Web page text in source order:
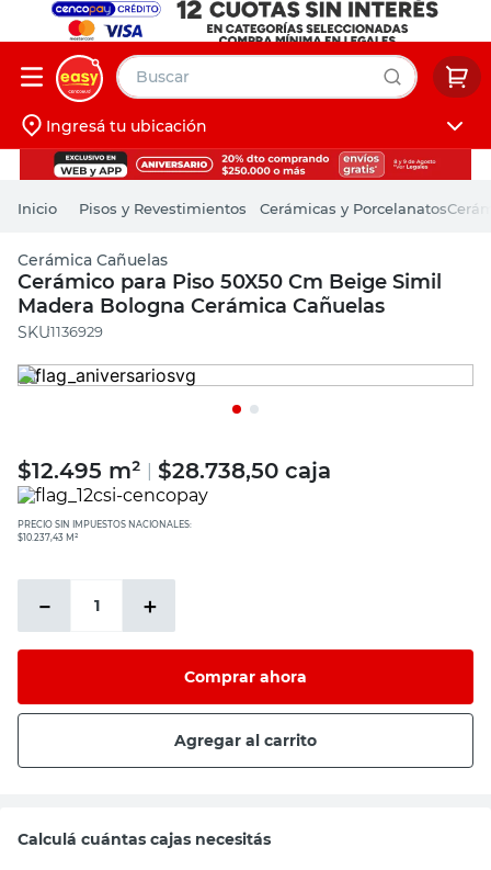
Buscar
Iniciá sesión
Ingresá tu ubicación
Pisos y Revestimientos Cerámicas y Porcelanatos
Cerámica Cañuelas
Cerámico para Piso 50X50 Cm Beige Simil
Madera Bologna Cerámica Cañuelas
:1136929
$12.495 m² $28.738,50 caja
PRECIO SIN IMPUESTOS NACIONALES:
$10.237,43 M²
＋
－
Comprar ahora
Agregar al carrito
Calculá cuántas cajas necesitás
muebles
pintura
escritorio
puertas
placard